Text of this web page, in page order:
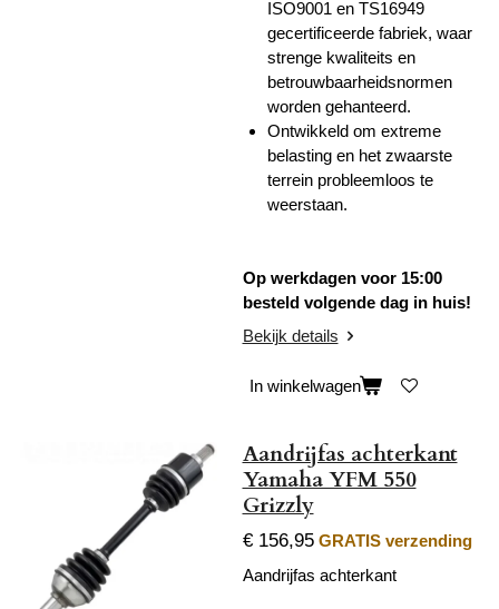
ISO9001 en TS16949
gecertificeerde fabriek, waar
strenge kwaliteits en
betrouwbaarheidsnormen
worden gehanteerd.
Ontwikkeld om extreme
belasting en het zwaarste
terrein probleemloos te
weerstaan.
Op werkdagen voor 15:00
besteld volgende dag in huis!
Bekijk details
In winkelwagen
Aandrijfas achterkant
Yamaha YFM 550
Grizzly
€ 156,95 GRATIS verzending
Aandrijfas achterkant